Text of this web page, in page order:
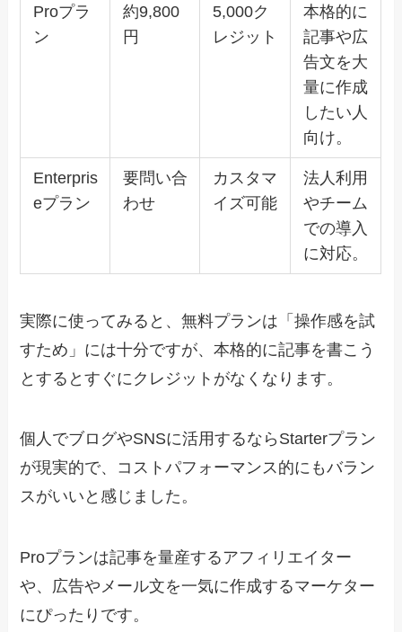
Proプラ
ン
約9,800
円
5,000ク
レジット
本格的に
記事や広
告文を大
量に作成
したい人
向け。
Enterpris
eプラン
要問い合
わせ
カスタマ
イズ可能
法人利用
やチーム
での導入
に対応。
実際に使ってみると、無料プランは「操作感を試
すため」には十分ですが、本格的に記事を書こう
とするとすぐにクレジットがなくなります。
個人でブログやSNSに活用するならStarterプラン
が現実的で、コストパフォーマンス的にもバラン
スがいいと感じました。
Proプランは記事を量産するアフィリエイター
や、広告やメール文を一気に作成するマーケター
にぴったりです。